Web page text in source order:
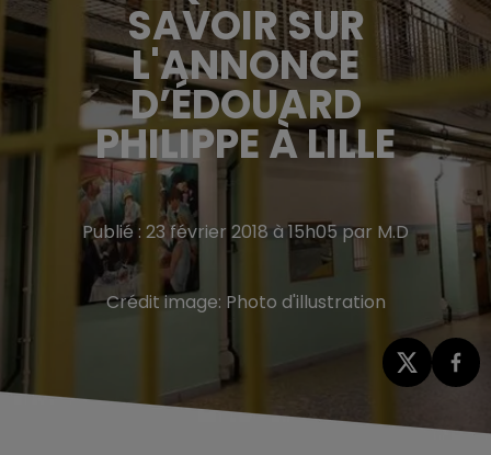
SAVOIR SUR
L'ANNONCE
D’ÉDOUARD
PHILIPPE À LILLE
Publié : 23 février 2018 à 15h05 par M.D
Crédit image: Photo d'illustration